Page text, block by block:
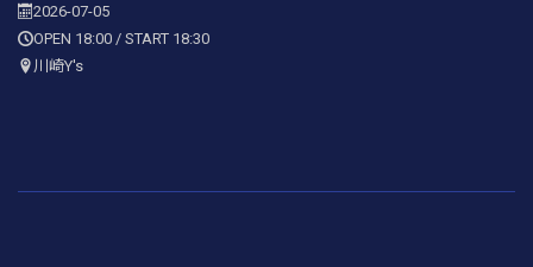
2026-07-05
OPEN 18:00 / START 18:30
川崎Y's